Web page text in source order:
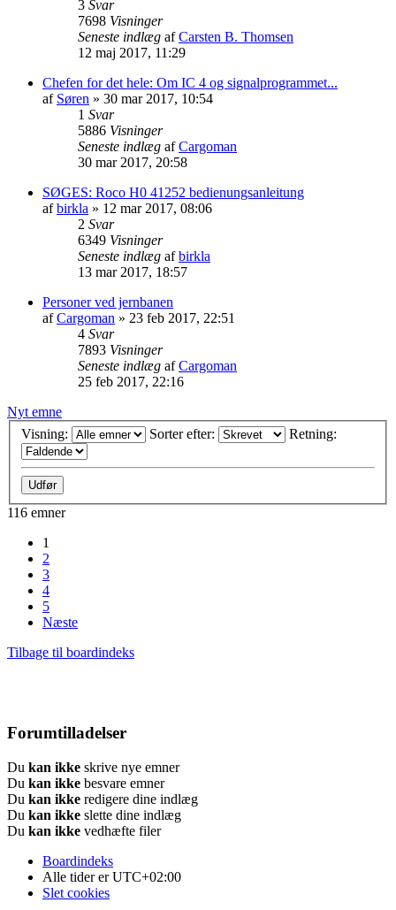
3 Svar
7698 Visninger
Seneste indlæg afCarsten B. Thomsen
12 maj 2017, 11:29
Chefen for det hele: Om IC 4 og signalprogrammet...
af Søren » 30 mar 2017, 10:54
1 Svar
5886 Visninger
Seneste indlæg afCargoman
30 mar 2017, 20:58
SØGES: Roco H0 41252 bedienungsanleitung
afbirkla » 12 mar 2017, 08:06
2 Svar
6349 Visninger
Seneste indlæg afbirkla
13 mar 2017, 18:57
Personer ved jernbanen
afCargoman » 23 feb 2017, 22:51
4 Svar
7893 Visninger
Seneste indlæg afCargoman
25 feb 2017, 22:16
Nyt emne
Visning:
Sorter efter: Retning:
116 emner
1
2
3
4
5
Næste
Tilbage til boardindeks
Forumtilladelser
Du kan ikke skrive nye emner
Du kan ikke besvare emner
Du kan ikke redigere dine indlæg
Du kan ikke slette dine indlæg
Du kan ikke vedhæfte filer
Boardindeks
Alle tider erUTC+02:00
Slet cookies